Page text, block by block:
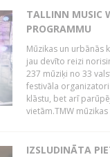
TALLINN MUSIC
PROGRAMMU
Mūzikas un urbānās
jau devīto reizi
237 mūziķi no 33
festivāla
klāstu, bet arī
vietām.TMW
IZSLUDINĀTA